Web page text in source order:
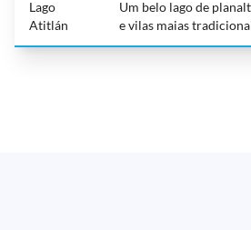
Lago
Atitlán
Um belo lago de
e vilas maias